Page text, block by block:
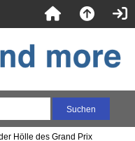
Hölle des Grand Prix